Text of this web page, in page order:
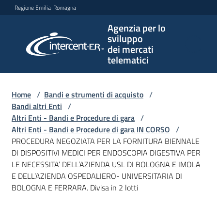
Vai al contenuto
Vai alla navigazione
Vai al footer
Regione Emilia-Romagna
Agenzia per lo
sviluppo
dei mercati
telematici
per lo
sviluppo
telematici
L'Agenzia
Bandi
e
Home / Bandi e strumenti di acquisto /
Bandi altri Enti /
Altri Enti - Bandi e Procedure di gara /
Altri Enti - Bandi e Procedure di gara IN CORSO /
PROCEDURA NEGOZIATA PER LA FORNITURA BIENNALE
DI DISPOSITIVI MEDICI PER ENDOSCOPIA DIGESTIVA PER
LE NECESSITA’ DELL’AZIENDA USL DI BOLOGNA E IMOLA
E DELL’AZIENDA OSPEDALIERO- UNIVERSITARIA DI
BOLOGNA E FERRARA. Divisa in 2 lotti